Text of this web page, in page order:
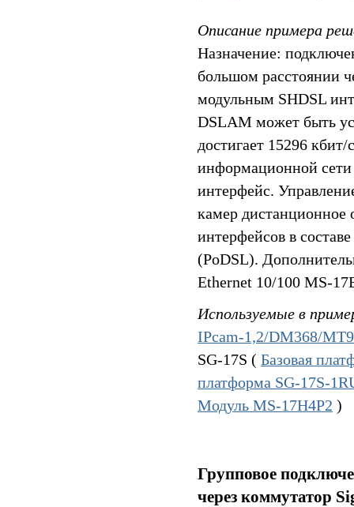
Описание примера
Назначение:
большом расстоянии
модульным SHDSL
DSLAM может быть
достигает 15296
информационной
интерфейс.
камер дистанционное
интерфейсов в
(PoDSL).
Ethernet 10/100 MS-
Используемые в
IPcam-1,2/DM368/
SG-17S ( Базовая
платформа SG-17S-
Модуль MS-17H4P2 )
Групповое
через коммутатор